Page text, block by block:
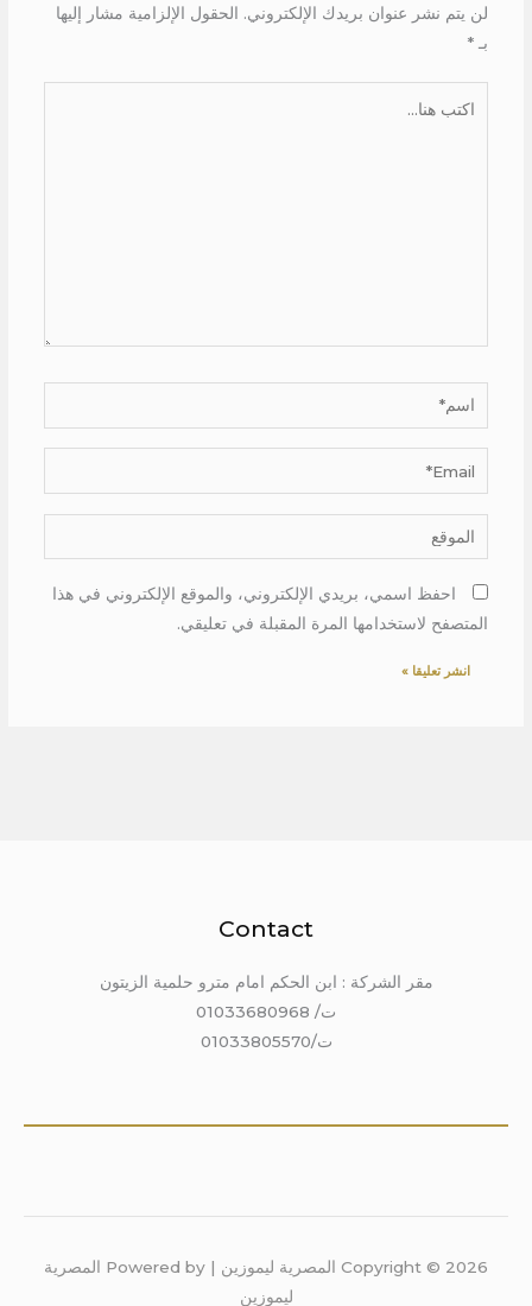
لن يتم نشر عنوان بريدك الإلكتروني. الحقول الإلزامية مشار إليها
بـ *
اسم*
Email*
الموقع
احفظ اسمي، بريدي الإلكتروني، والموقع الإلكتروني في هذا
المتصفح لاستخدامها المرة المقبلة في تعليقي.
Contact
مقر الشركة : ابن الحكم امام مترو حلمية الزيتون
ت/ 01033680968
ت/01033805570
Copyright © 2026 المصرية ليموزين | Powered by المصرية
ليموزين